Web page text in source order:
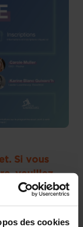
des cookies
Si vous
veuillez